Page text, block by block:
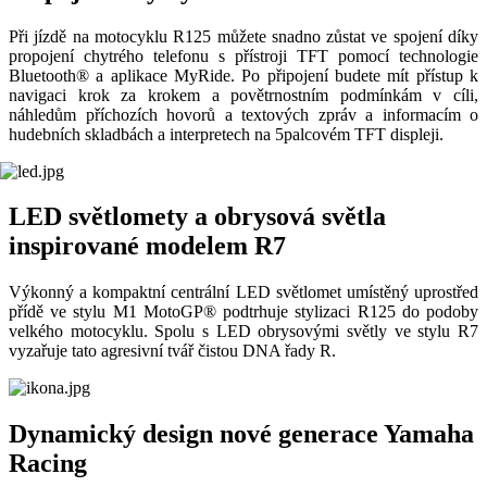
Při jízdě na motocyklu R125 můžete snadno zůstat ve spojení díky
propojení chytrého telefonu s přístroji TFT pomocí technologie
Bluetooth® a aplikace MyRide. Po připojení budete mít přístup k
navigaci krok za krokem a povětrnostním podmínkám v cíli,
náhledům příchozích hovorů a textových zpráv a informacím o
hudebních skladbách a interpretech na 5palcovém TFT displeji.
LED světlomety a obrysová světla
inspirované modelem R7
Výkonný a kompaktní centrální LED světlomet umístěný uprostřed
přídě ve stylu M1 MotoGP® podtrhuje stylizaci R125 do podoby
velkého motocyklu. Spolu s LED obrysovými světly ve stylu R7
vyzařuje tato agresivní tvář čistou DNA řady R.
Dynamický design nové generace Yamaha
Racing